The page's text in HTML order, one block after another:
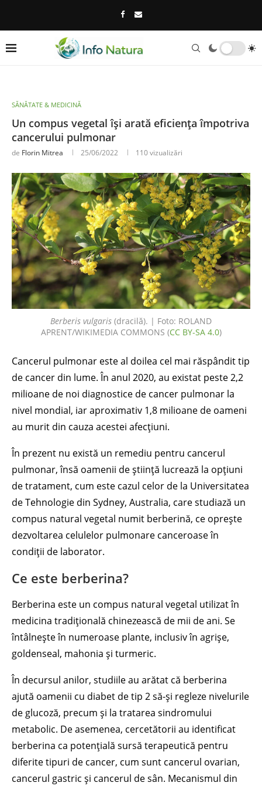
SĂNĂTATE & MEDICINĂ
Un compus vegetal își arată eficiența împotriva
cancerului pulmonar
de Florin Mitrea 25/06/2022 110vizualizări
Berberis vulgaris (dracilă). | Foto: ROLAND
APRENT/WIKIMEDIA COMMONS (CC BY-SA 4.0)
Cancerul pulmonar este al doilea cel mai răspândit tip
de cancer din lume. În anul 2020, au existat peste 2,2
milioane de noi diagnostice de cancer pulmonar la
nivel mondial, iar aproximativ 1,8 milioane de oameni
au murit din cauza acestei afecțiuni.
În prezent nu există un remediu pentru cancerul
pulmonar, însă oamenii de știință lucrează la opțiuni
de tratament, cum este cazul celor de la Universitatea
de Tehnologie din Sydney, Australia, care studiază un
compus natural vegetal numit berberină, ce oprește
dezvoltarea celulelor pulmonare canceroase în
condiții de laborator.
Ce este berberina?
Berberina este un compus natural vegetal utilizat în
medicina tradițională chinezească de mii de ani. Se
întâlnește în numeroase plante, inclusiv în agrișe,
goldenseal, mahonia și turmeric.
În decursul anilor, studiile au arătat că berberina
ajută oamenii cu diabet de tip 2 să-și regleze nivelurile
de glucoză, precum și la tratarea sindromului
metabolic. De asemenea, cercetătorii au identificat
berberina ca potențială sursă terapeutică pentru
diferite tipuri de cancer, cum sunt cancerul ovarian,
cancerul gastric și cancerul de sân. Mecanismul din